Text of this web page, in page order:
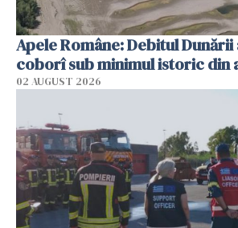
Apele Române: Debitul
coborî sub minimul istoric din
02 AUGUST 2026